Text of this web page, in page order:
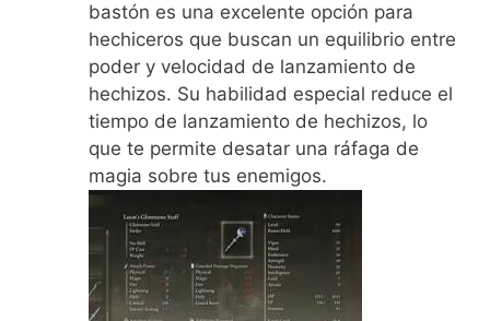
bastón es una excelente opción para
hechiceros que buscan un equilibrio entre
poder y velocidad de lanzamiento de
hechizos. Su habilidad especial reduce el
tiempo de lanzamiento de hechizos, lo
que te permite desatar una ráfaga de
magia sobre tus enemigos.